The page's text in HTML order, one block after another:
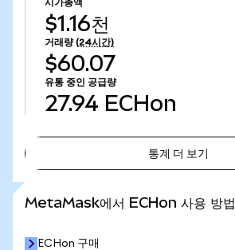
시가총액
$1.16천
거래량 (24시간)
$60.07
유통 중인 공급량
27.94 ECHon
통계 더 보기
MetaMask에서 ECHon 사용 방법
ECHon 구매